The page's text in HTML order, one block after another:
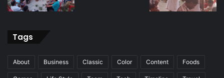
Tags
About Business Classic Color Content Foods